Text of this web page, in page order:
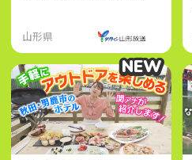
山形県
NEW
NEW